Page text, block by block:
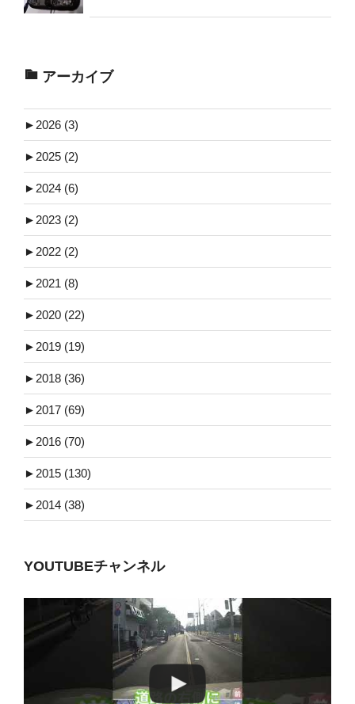
アーカイブ
► 2026 (3)
► 2025 (2)
► 2024 (6)
► 2023 (2)
► 2022 (2)
► 2021 (8)
► 2020 (22)
► 2019 (19)
► 2018 (36)
► 2017 (69)
► 2016 (70)
► 2015 (130)
► 2014 (38)
YOUTUBEチャンネル